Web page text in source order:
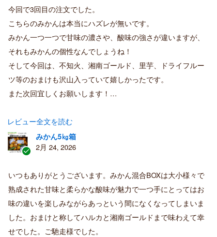
証
済
み
購
者
今回で3回目の注文でした。
こちらのみかんは本当にハズレが無いです。
みかん一つ一つで甘味の濃さや、酸味の強さが違いますが、
それもみかんの個性なんでしょうね！
そして今回は、不知火、湘南ゴールド、里芋、ドライフルー
ツ等のおまけも沢山入っていて嬉しかったです。
また次回宜しくお願いします！…
レビュー全文を読む
証
済
み
購
者
みかん5㎏箱
2月 24, 2026
いつもありがとうございます。みかん混合BOXは大小様々で
熟成された甘味と柔らかな酸味が魅力で一つ手にとってはお
味の違いを楽しみながらあっという間になくなってしまいま
した。おまけと称してハルカと湘南ゴールドまで味わえて幸
せでした。ご馳走様でした。